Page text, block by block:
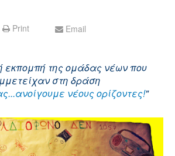
Print Email
εκπομπή της ομάδας νέων που
στη δράση
νέους ορίζοντες!"